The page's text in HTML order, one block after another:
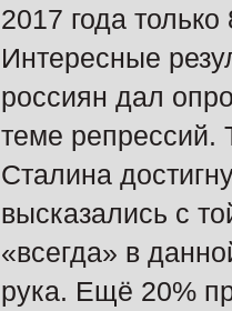
2017 года только
Интересные
россиян дал
теме репрессий.
Сталина
высказались с
«всегда» в
рука. Ещё 20%